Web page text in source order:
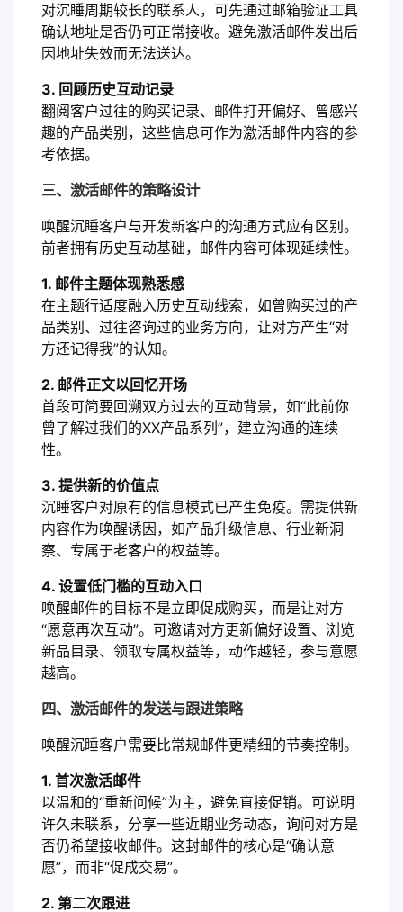
对沉睡周期较长的联系人，可先通过邮箱验证工具
确认地址是否仍可正常接收。避免激活邮件发出后
因地址失效而无法送达。
3. 回顾历史互动记录
翻阅客户过往的购买记录、邮件打开偏好、曾感兴
趣的产品类别，这些信息可作为激活邮件内容的参
考依据。
三、激活邮件的策略设计
唤醒沉睡客户与开发新客户的沟通方式应有区别。
前者拥有历史互动基础，邮件内容可体现延续性。
1. 邮件主题体现熟悉感
在主题行适度融入历史互动线索，如曾购买过的产
品类别、过往咨询过的业务方向，让对方产生“对
方还记得我”的认知。
2. 邮件正文以回忆开场
首段可简要回溯双方过去的互动背景，如“此前你
曾了解过我们的XX产品系列”，建立沟通的连续
性。
3. 提供新的价值点
沉睡客户对原有的信息模式已产生免疫。需提供新
内容作为唤醒诱因，如产品升级信息、行业新洞
察、专属于老客户的权益等。
4. 设置低门槛的互动入口
唤醒邮件的目标不是立即促成购买，而是让对方
“愿意再次互动”。可邀请对方更新偏好设置、浏览
新品目录、领取专属权益等，动作越轻，参与意愿
越高。
四、激活邮件的发送与跟进策略
唤醒沉睡客户需要比常规邮件更精细的节奏控制。
1. 首次激活邮件
以温和的“重新问候”为主，避免直接促销。可说明
许久未联系，分享一些近期业务动态，询问对方是
否仍希望接收邮件。这封邮件的核心是“确认意
愿”，而非“促成交易”。
2. 第二次跟进